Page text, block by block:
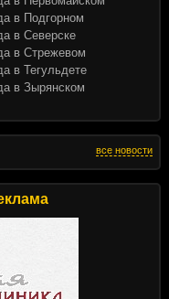
все новости
в Подгорном
в Северске
в Стрежевом
в Тегульдете
в Зырянском